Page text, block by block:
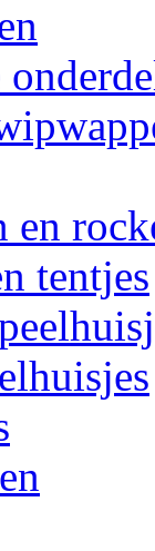
en
tentjes